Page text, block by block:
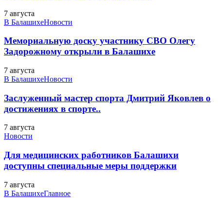
7 августа
В БалашихеНовости
Мемориальную доску участнику СВО Олегу
Задорожному открыли в Балашихе
7 августа
В БалашихеНовости
Заслуженный мастер спорта Дмитрий Яковлев о
достижениях в спорте..
7 августа
Новости
Для медицинских работников Балашихи
доступны специальные меры поддержки
7 августа
В БалашихеГлавное